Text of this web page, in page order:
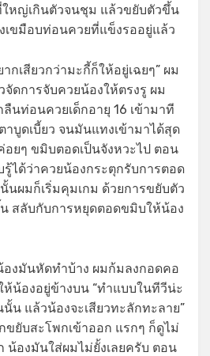
หญ่เกินตัวจนชุม แล้วขยับตัวขึ้น
เขมือบท่อนควยที่แข็งรออยู่แล้ว
กเสียวกว่ามะกี้ก็ให้อยู่เฉยๆ” ผม
จัดการจับควยน้องให้ตรงรู ผม
นท่อนควยเด็กอายุ 16 เข้ามาที
บูดเบี้ยว จนมันแทงเข้ามาได้สุด
อยๆ ขมิบตอดเป็นจังหวะไป ตอน
ได้ว่าควยน้องกระตุกรับการตอด
นผมก็เริ่มคุมเกม ด้วยการขยับตัว
สลับกับการหยุดตอดขมิบให้น้อง
องมันหัดทำบ้าง ผมก้มลงกอดคอ
ห้น้องอยู่ข้างบน “ทำแบบในทีวีน่ะ
น แล้วน้องจะเสียวทะลักทะลาย”
ขยับสะโพกเข้าออก แรกๆ ก็ดูไม่
น้องมันใส่ผมไม่ยั้งเลยครับ ตอน